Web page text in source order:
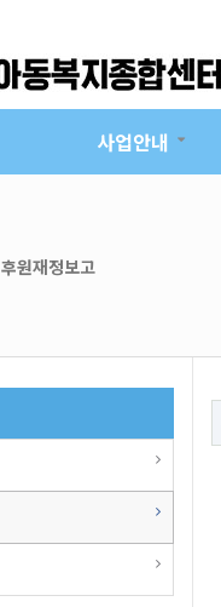
사업안내
후원재정보고